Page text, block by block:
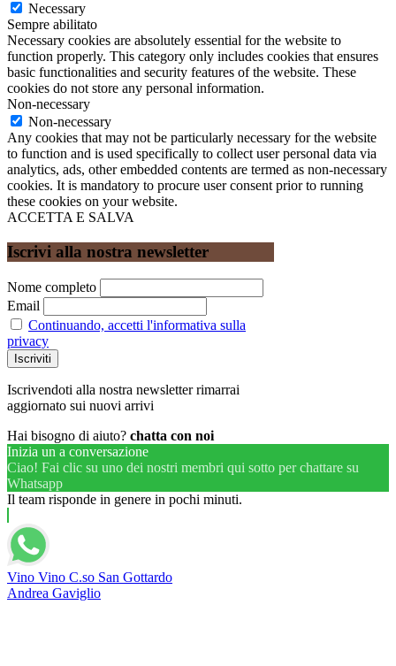
Necessary
Sempre abilitato
Necessary cookies are absolutely essential for the website to
function properly. This category only includes cookies that ensures
basic functionalities and security features of the website. These
cookies do not store any personal information.
Non-necessary
Non-necessary
Any cookies that may not be particularly necessary for the website
to function and is used specifically to collect user personal data via
analytics, ads, other embedded contents are termed as non-necessary
cookies. It is mandatory to procure user consent prior to running
these cookies on your website.
ACCETTA E SALVA
Iscrivi alla nostra newsletter
Nome completo
Email
Continuando, accetti l'informativa sulla
privacy
Iscrivendoti alla nostra newsletter rimarrai
aggiornato sui nuovi arrivi
Hai bisogno di aiuto? chatta con noi
Inizia un a conversazione
Ciao! Fai clic su uno dei nostri membri qui sotto per chattare su
Whatsapp
Il team risponde in genere in pochi minuti.
Vino Vino C.so San Gottardo
Andrea Gaviglio